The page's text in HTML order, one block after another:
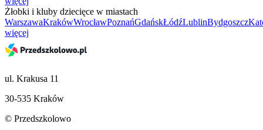
Żłobki i kluby dziecięce w miastach
WarszawaKrakówWrocławPoznańGdańskŁódźLublinBydgoszcz
więcej
ul. Krakusa 11
30-535 Kraków
© Przedszkolowo